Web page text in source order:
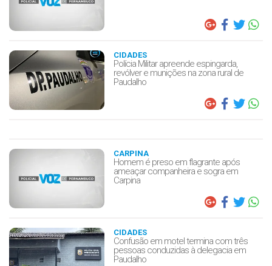
CIDADES
Polícia Militar apreende espingarda,
revólver e munições na zona rural de
Paudalho
CARPINA
Homem é preso em flagrante após
ameaçar companheira e sogra em
Carpina
CIDADES
Confusão em motel termina com três
pessoas conduzidas à delegacia em
Paudalho